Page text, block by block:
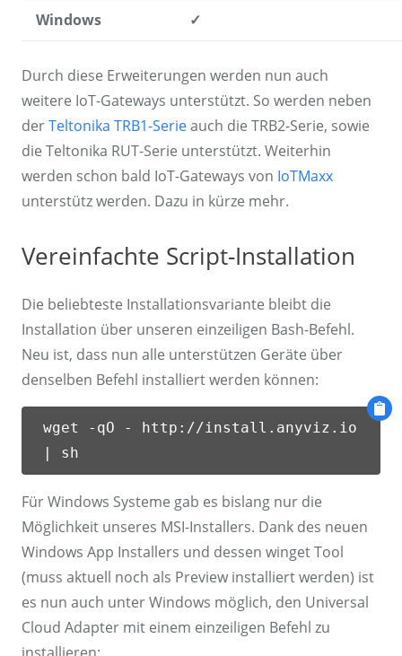
Windows ✓
Durch diese Erweiterungen werden nun auch
weitere IoT-Gateways unterstützt. So werden neben
derTeltonika TRB1-Serieauch die TRB2-Serie, sowie
die Teltonika RUT-Serie unterstützt. Weiterhin
werden schon bald IoT-Gateways von IoTMaxx
unterstütz werden. Dazu in kürze mehr.
Vereinfachte Script-Installation
Die beliebteste Installationsvariante bleibt die
Installation über unseren einzeiligen Bash-Befehl.
Neu ist, dass nun alle unterstützen Geräte über
denselben Befehl installiert werden können:
wget -qO - http://install.anyviz.io
| sh
Für Windows Systeme gab es bislang nur die
Möglichkeit unseres MSI-Installers. Dank des neuen
Windows App Installers und dessen winget Tool
(muss aktuell noch als Preview installiert werden) ist
es nun auch unter Windows möglich, den Universal
Cloud Adapter mit einem einzeiligen Befehl zu
installieren: